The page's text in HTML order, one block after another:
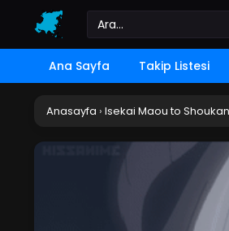
Ana Sayfa Takip Listesi
Anasayfa › Isekai Maou to